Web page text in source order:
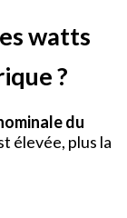
watts
?
du
élevée, plus la